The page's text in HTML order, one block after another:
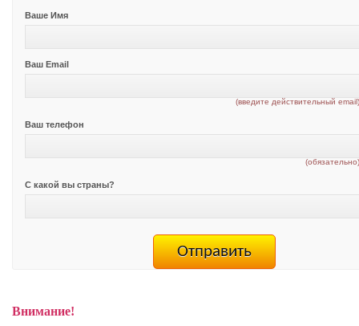
Ваше Имя
Ваш Email
(введите действительный
Ваш телефон
С какой вы страны?
Внимание!